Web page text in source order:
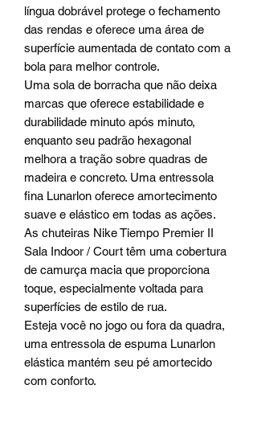
língua dobrável protege o fechamento
das rendas e oferece uma área de
superfície aumentada de contato com a
bola para melhor controle.
Uma sola de borracha que não deixa
marcas que oferece estabilidade e
durabilidade minuto após minuto,
enquanto seu padrão hexagonal
melhora a tração sobre quadras de
madeira e concreto. Uma entressola
fina Lunarlon oferece amortecimento
suave e elástico em todas as ações.
As chuteiras Nike Tiempo Premier II
Sala Indoor / Court têm uma cobertura
de camurça macia que proporciona
toque, especialmente voltada para
superfícies de estilo de rua.
Esteja você no jogo ou fora da quadra,
uma entressola de espuma Lunarlon
elástica mantém seu pé amortecido
com conforto.